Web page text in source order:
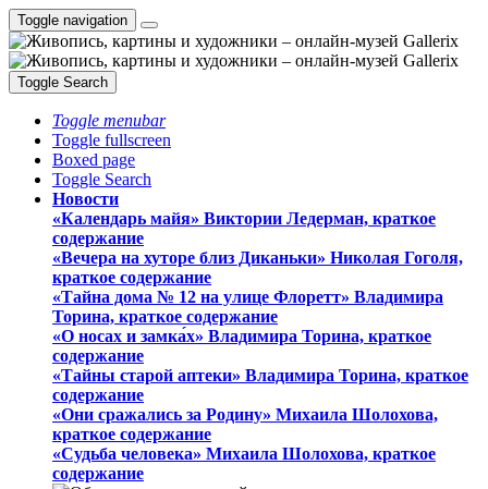
Toggle navigation
Toggle Search
Toggle menubar
Toggle fullscreen
Boxed page
Toggle Search
Новости
«Календарь майя» Виктории Ледерман, краткое
содержание
«Вечера на хуторе близ Диканьки» Николая Гоголя,
краткое содержание
«Тайна дома № 12 на улице Флоретт» Владимира
Торина, краткое содержание
«О носах и замка́х» Владимира Торина, краткое
содержание
«Тайны старой аптеки» Владимира Торина, краткое
содержание
«Они сражались за Родину» Михаила Шолохова,
краткое содержание
«Судьба человека» Михаила Шолохова, краткое
содержание